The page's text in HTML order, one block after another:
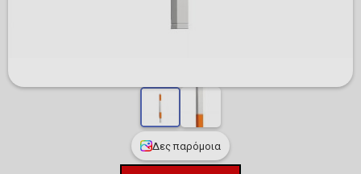
Δες παρόμοια